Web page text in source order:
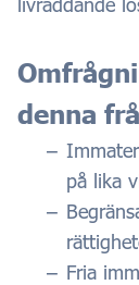
denna
på lika
Fria